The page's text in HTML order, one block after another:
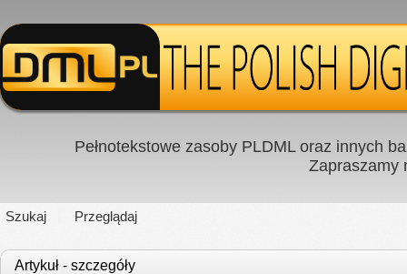
Pełnotekstowe zasoby PLDML oraz innych
Zapraszamy
Szukaj Przeglądaj
Artykuł - szczegóły